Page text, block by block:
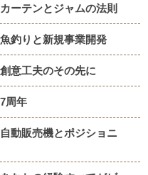
ーテンとジャムの法則
釣りと新規事業開発
意工夫のその先に
周年
動販売機とポジショニ